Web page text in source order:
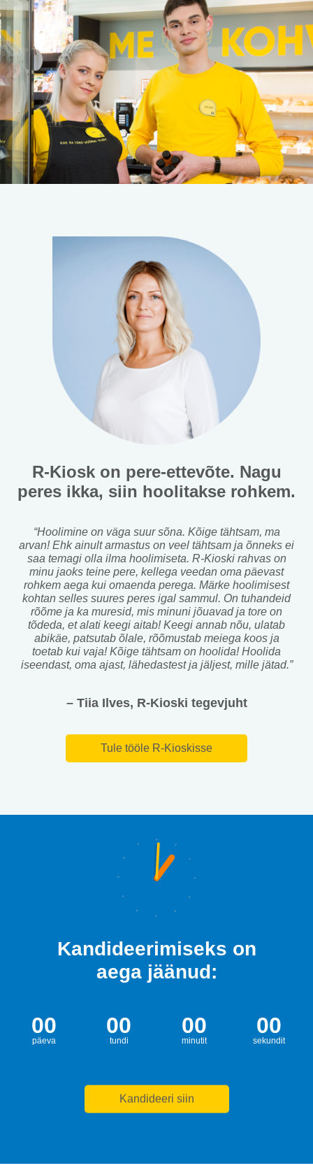
R-Kiosk on pere-ettevõte. Nagu
peres ikka, siin hoolitakse rohkem.
“Hoolimine on väga suur sõna. Kõige tähtsam, ma
arvan! Ehk ainult armastus on veel tähtsam ja õnneks ei
saa temagi olla ilma hoolimiseta. R-Kioski rahvas on
minu jaoks teine pere, kellega veedan oma päevast
rohkem aega kui omaenda perega. Märke hoolimisest
kohtan selles suures peres igal sammul. On tuhandeid
rõõme ja ka muresid, mis minuni jõuavad ja tore on
tõdeda, et alati keegi aitab! Keegi annab nõu, ulatab
abikäe, patsutab õlale, rõõmustab meiega koos ja
toetab kui vaja! Kõige tähtsam on hoolida! Hoolida
iseendast, oma ajast, lähedastest ja jäljest, mille jätad.”
– Tiia Ilves, R-Kioski tegevjuht
Tule tööle R-Kioskisse
Kandideerimiseks on
aega jäänud:
00
päeva
00
tundi
00
minutit
00
sekundit
Kandideeri siin